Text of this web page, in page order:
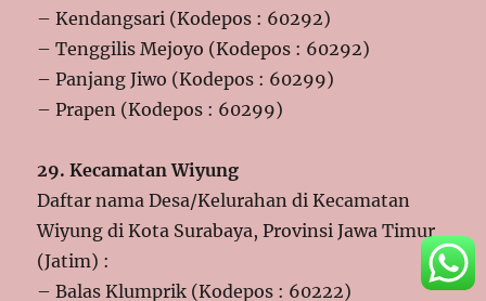
– Kendangsari (Kodepos : 60292)
– Tenggilis Mejoyo (Kodepos : 60292)
– Panjang Jiwo (Kodepos : 60299)
– Prapen (Kodepos : 60299)
29. Kecamatan Wiyung
Daftar nama Desa/Kelurahan di Kecamatan
Wiyung di Kota Surabaya, Provinsi Jawa Timur
(Jatim) :
– Balas Klumprik (Kodepos : 60222)